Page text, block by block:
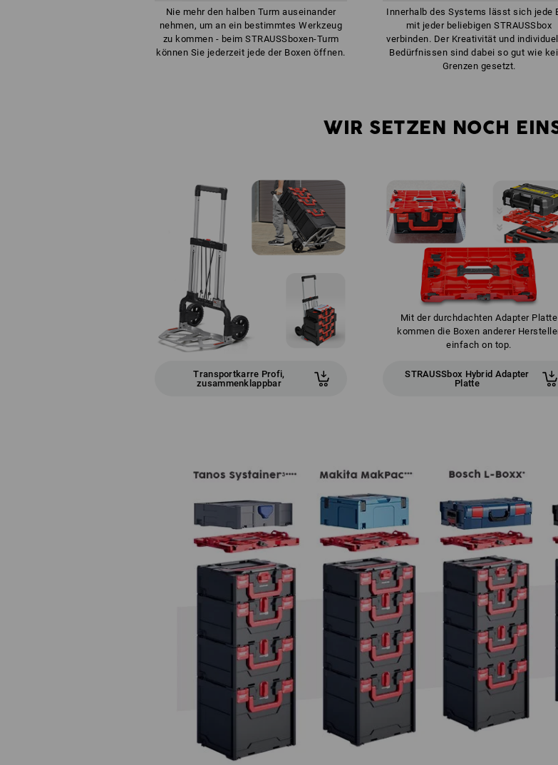
Nie mehr den halben Turm auseinander
nehmen, um an ein bestimmtes Werkzeug
zu kommen - beim STRAUSSboxen-Turm
können Sie jederzeit jede der Boxen öffnen.
Innerhalb des Systems lässt sich jede
mit jeder beliebigen STRAUSSbox
verbinden. Der Kreativität und
Bedürfnissen sind dabei so gut wie
Grenzen gesetzt.
WIR SETZEN NOCH
Transportkarre Profi,
zusammenklappbar
Mit der durchdachten Adapter Platte
kommen die Boxen anderer
einfach on top.
STRAUSSbox Hybrid Adapter
Platte